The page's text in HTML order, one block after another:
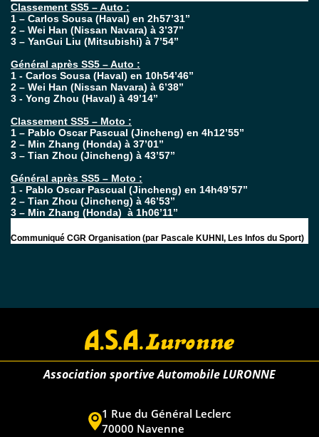
Classement SS5 – Auto :
1 – Carlos Sousa (Haval) en 2h57’31’’
2 – Wei Han (Nissan Navara) à 3’37’’
3 – YanGui Liu (Mitsubishi) à 7’54’’
Général après SS5 – Auto :
1 - Carlos Sousa (Haval) en 10h54’46’’
2 – Wei Han (Nissan Navara) à 6’38’’
3 - Yong Zhou (Haval) à 49’14’’
Classement SS5 – Moto :
1 – Pablo Oscar Pascual (Jincheng) en 4h12’55’’
2 – Min Zhang (Honda) à 37’01’’
3 – Tian Zhou (Jincheng) à 43’57’’
Général après SS5 – Moto :
1 - Pablo Oscar Pascual (Jincheng) en 14h49’57’’
2 – Tian Zhou (Jincheng) à 46’53’’
3 – Min Zhang (Honda) à 1h06’11’’
Communiqué CGR Organisation (par Pascale KUHNI, Les Infos du Sport)
Association sportive Automobile LURONNE
1 Rue du Général Leclerc
70000 Navenne